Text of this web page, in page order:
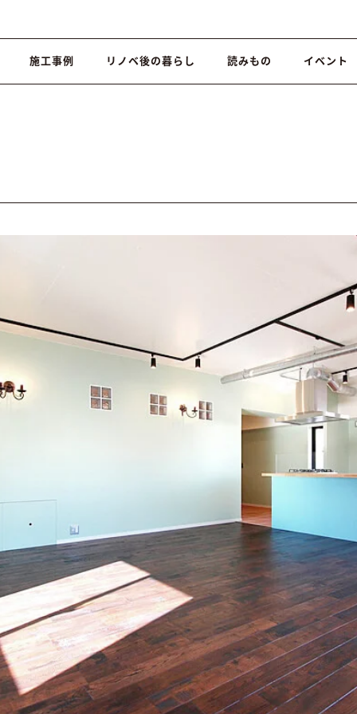
施工事例 リノベ後の暮らし 読みもの イベント